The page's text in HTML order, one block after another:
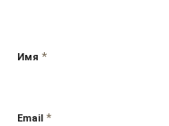
Имя *
Email *